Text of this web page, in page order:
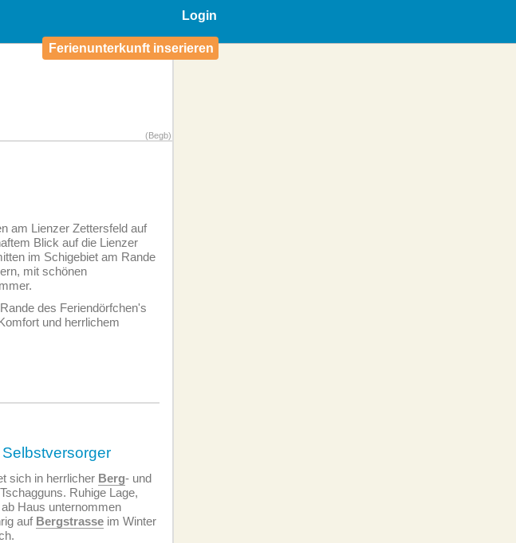
Login
Ferienunterkunft inserieren
(Begb)
am Lienzer Zettersfeld auf
Blick auf die Lienzer
im Schigebiet am Rande
mit schönen
des Feriendörfchen's
und herrlichem
sich in herrlicher Berg- und
Ruhige Lage,
Haus unternommen
auf Bergstrasse im Winter